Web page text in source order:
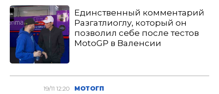
Единственный комментарий
Разгатлиоглу, который он
позволил себе после тестов
MotoGP в Валенсии
19/11 12:20 МОТОГП